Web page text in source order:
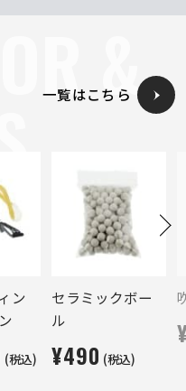
&
ン
(税込)
セラミックボー
ル
¥490 (税込)
一覧はこちら